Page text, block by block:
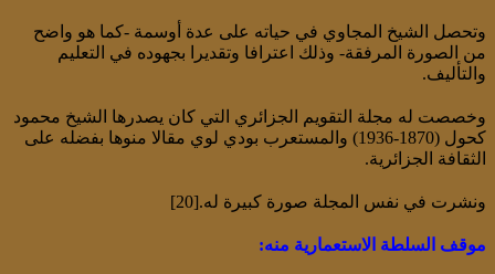
وتحصل الشيخ المجاوي في حياته على عدة أوسمة -كما هو واضح
من الصورة المرفقة- وذلك اعترافا وتقديرا بجهوده في التعليم
والتأليف.
وخصصت له مجلة التقويم الجزائري التي كان يصدرها الشيخ محمود
كحول (1870-1936) والمستعرب بودي لوي مقالا منوها بفضله على
الثقافة الجزائرية.
ونشرت في نفس المجلة صورة كبيرة له.[20]
موقف السلطة الاستعمارية منه: